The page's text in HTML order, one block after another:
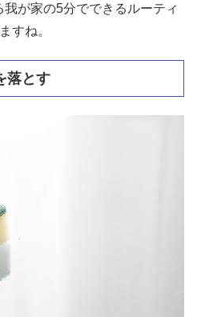
が家の5分でできるルーティ
すね。
落とす